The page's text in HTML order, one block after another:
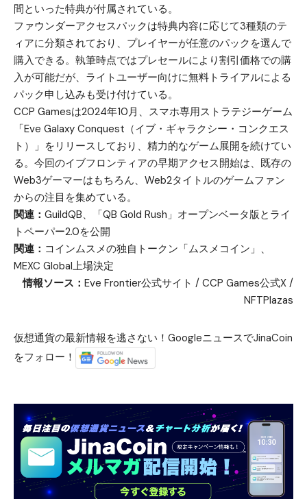
間といった特典が付属されている。
ファウンダーアクセスパックは特典内容に応じて3種類のテ
ィアに分類されており、プレイヤーが任意のパックを選んで
購入できる。執筆時点ではプレセールにより割引価格での購
入が可能だが、ライトユーザー向けに無料トライアルによる
パック申し込みも受け付けている。
CCP Gamesは2024年10月、スマホ専用ストラテジーゲーム
「Eve Galaxy Conquest（イブ・ギャラクシー・コンクエス
ト）」をリリースしており、精力的なゲーム展開を続けてい
る。今回のイブフロンティアの早期アクセス開始は、既存の
Web3ゲーマーはもちろん、Web2タイトルのゲームファン
からの注目を集めている。
関連： GuildQB、「QB Gold Rush」オープンベータ版とライ
トペーパー2.0を公開
関連： コインムスメの独自トークン「ムスメコイン」、
MEXC Global上場決定
情報ソース： Eve Frontier公式サイト / CCP Games公式X /
NFTPlazas
仮想通貨の最新情報を逃さない！GoogleニュースでJinaCoin
をフォロー！